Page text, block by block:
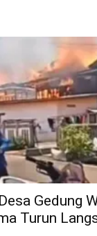
Gedung
Turun